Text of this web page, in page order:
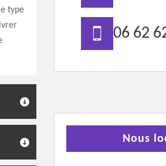
type
06 62
Nous